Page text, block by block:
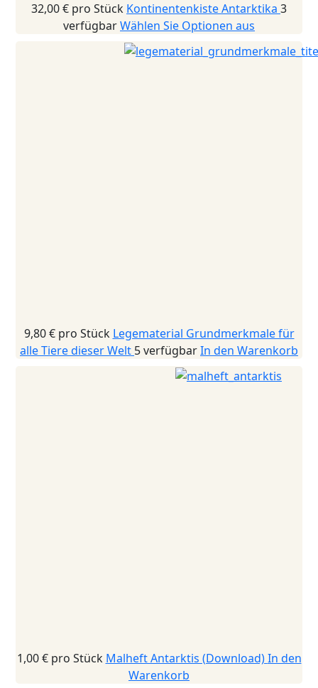
32,00 € pro Stück Kontinentenkiste Antarktika 3
verfügbarWählen Sie Optionen aus
9,80 € pro Stück Legematerial Grundmerkmale für
alle Tiere dieser Welt 5 verfügbarIn den Warenkorb
1,00 € pro Stück Malheft Antarktis (Download)In den
Warenkorb